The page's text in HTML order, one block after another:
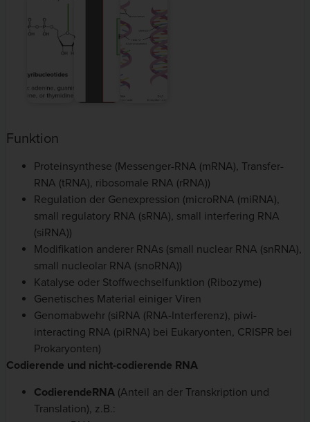
Funktion
Proteinsynthese (Messenger-RNA (mRNA), Transfer-
RNA (tRNA), ribosomale RNA (rRNA))
Regulation der Genexpression (microRNA (miRNA),
small regulatory RNA (sRNA), small interfering RNA
(siRNA))
Modifikation anderer RNAs (small nuclear RNA (snRNA),
small nucleolar RNA (snoRNA))
Katalyse oder Stoffwechselfunktion (Ribozyme)
Genetisches Material einiger Viren
Genomabwehr (siRNA (RNA-Interferenz), piwi-
interacting RNA (piRNA) bei Eukaryonten, CRISPR bei
Prokaryonten)
Codierende und nicht-codierende RNA
CodierendeRNA (Anteil an der Transkription und
Translation), z.B.: